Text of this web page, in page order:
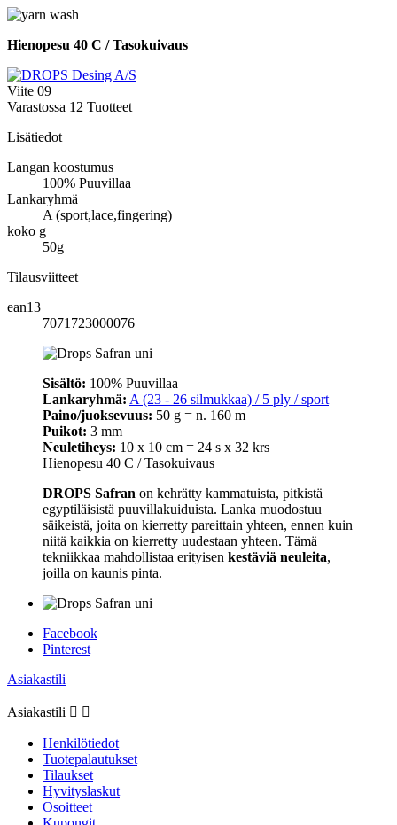
Hienopesu 40 C / Tasokuivaus
Viite 09
Varastossa 12 Tuotteet
Lisätiedot
Langan koostumus
100% Puuvillaa
Lankaryhmä
A (sport,lace,fingering)
koko g
50g
Tilausviitteet
ean13
7071723000076
Sisältö: 100% Puuvillaa
Lankaryhmä: A (23 - 26 silmukkaa) / 5 ply / sport
Paino/juoksevuus: 50 g = n. 160 m
Puikot: 3 mm
Neuletiheys: 10 x 10 cm = 24 s x 32 krs
Hienopesu 40 C / Tasokuivaus
DROPS Safran on kehrätty kammatuista, pitkistä
egyptiläisistä puuvillakuiduista. Lanka muodostuu
säikeistä, joita on kierretty pareittain yhteen, ennen kuin
niitä kaikkia on kierretty uudestaan yhteen. Tämä
tekniikkaa mahdollistaa erityisen kestäviä neuleita,
joilla on kaunis pinta.
Facebook
Pinterest
Asiakastili
Asiakastili  
Henkilötiedot
Tuotepalautukset
Tilaukset
Hyvityslaskut
Osoitteet